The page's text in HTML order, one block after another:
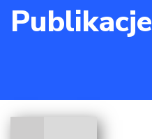
Publikacje